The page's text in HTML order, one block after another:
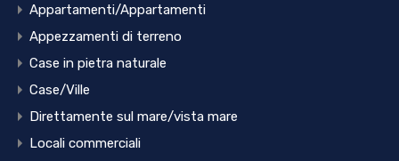
Appartamenti/Appartamenti
Appezzamenti di terreno
Case in pietra naturale
Case/Ville
Direttamente sul mare/vista mare
Locali commerciali